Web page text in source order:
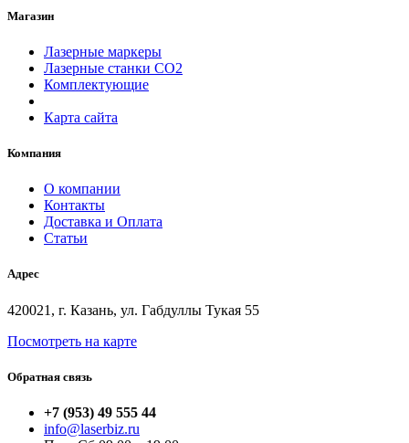
Магазин
Лазерные маркеры
Лазерные станки СО2
Комплектующие
Карта сайта
Компания
О компании
Контакты
Доставка и Оплата
Статьи
Адрес
420021, г. Казань, ул. Габдуллы Тукая 55
Посмотреть на карте
Обратная связь
+7 (953) 49 555 44
info@laserbiz.ru